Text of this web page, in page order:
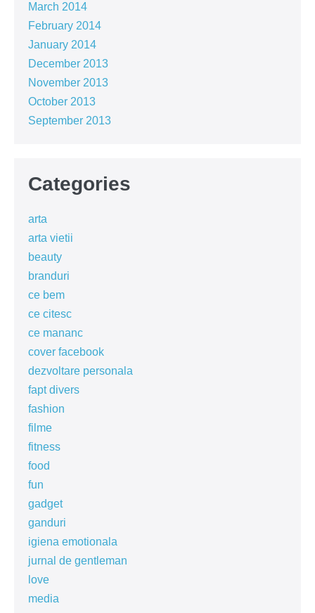
March 2014
February 2014
January 2014
December 2013
November 2013
October 2013
September 2013
Categories
arta
arta vietii
beauty
branduri
ce bem
ce citesc
ce mananc
cover facebook
dezvoltare personala
fapt divers
fashion
filme
fitness
food
fun
gadget
ganduri
igiena emotionala
jurnal de gentleman
love
media